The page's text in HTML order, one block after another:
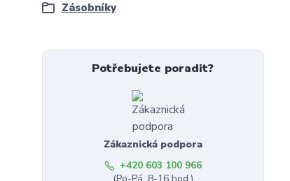
Zásobníky
Potřebujete poradit?
Zákaznická podpora
+420 603 100 966